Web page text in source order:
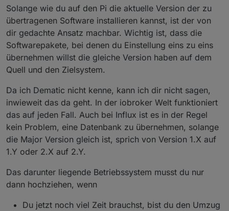
Solange wie du auf den Pi die aktuelle Version der zu
übertragenen Software installieren kannst, ist der von
dir gedachte Ansatz machbar. Wichtig ist, dass die
Softwarepakete, bei denen du Einstellung eins zu eins
übernehmen willst die gleiche Version haben auf dem
Quell und den Zielsystem.
Da ich Dematic nicht kenne, kann ich dir nicht sagen,
inwieweit das da geht. In der iobroker Welt funktioniert
das auf jeden Fall. Auch bei Influx ist es in der Regel
kein Problem, eine Datenbank zu übernehmen, solange
die Major Version gleich ist, sprich von Version 1.X auf
1.Y oder 2.X auf 2.Y.
Das darunter liegende Betriebssystem musst du nur
dann hochziehen, wenn
Du jetzt noch viel Zeit brauchst, bist du den Umzug